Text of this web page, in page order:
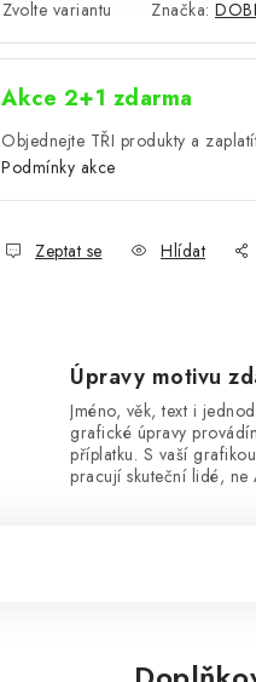
Zvolte variantu Značka:
Akce 2+1 zdarma
Objednejte TŘI produkty a
Podmínky akce
Zeptat se Hlídat
Úpravy motivu
Jméno, věk, text i
grafické úpravy
příplatku. S vaší grafikou
pracují skuteční lidé, ne